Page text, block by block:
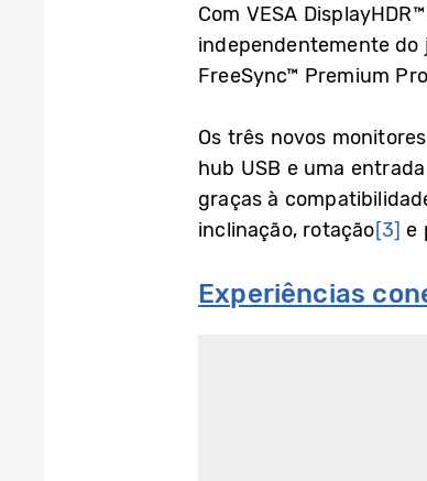
Com VESA
independentemente do
FreeSync™ Premium
Os três novos
hub USB e uma
graças à
inclinação, rotação[3] e
Experiências